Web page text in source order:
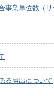
事業単位数（サ
る届出について